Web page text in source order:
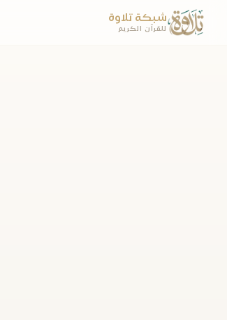
شبكة تلاوة
للقرآن الكريم